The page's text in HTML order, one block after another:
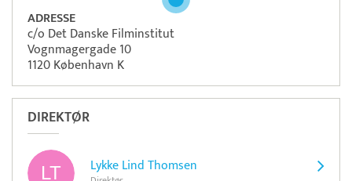
ADRESSE
c/o Det Danske Filminstitut
Vognmagergade 10
1120 København K
DIREKTØR
Lykke Lind Thomsen